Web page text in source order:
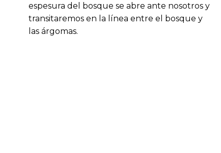
espesura del bosque se abre ante nosotros y
transitaremos en la línea entre el bosque y
las árgomas.